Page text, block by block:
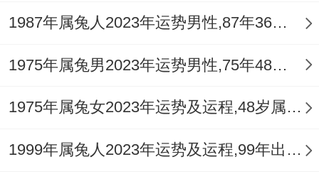
1987年属兔人2023年运势男性,87年36岁属兔男2023年每月运程怎么样
1975年属兔男2023年运势男性,75年48岁属兔男2023年每月运程怎么样
1975年属兔女2023年运势及运程,48岁属兔人2023全年每月运势女性如何
1999年属兔人2023年运势及运程,99年出生的23岁生肖兔2023年本命年每月运势详解